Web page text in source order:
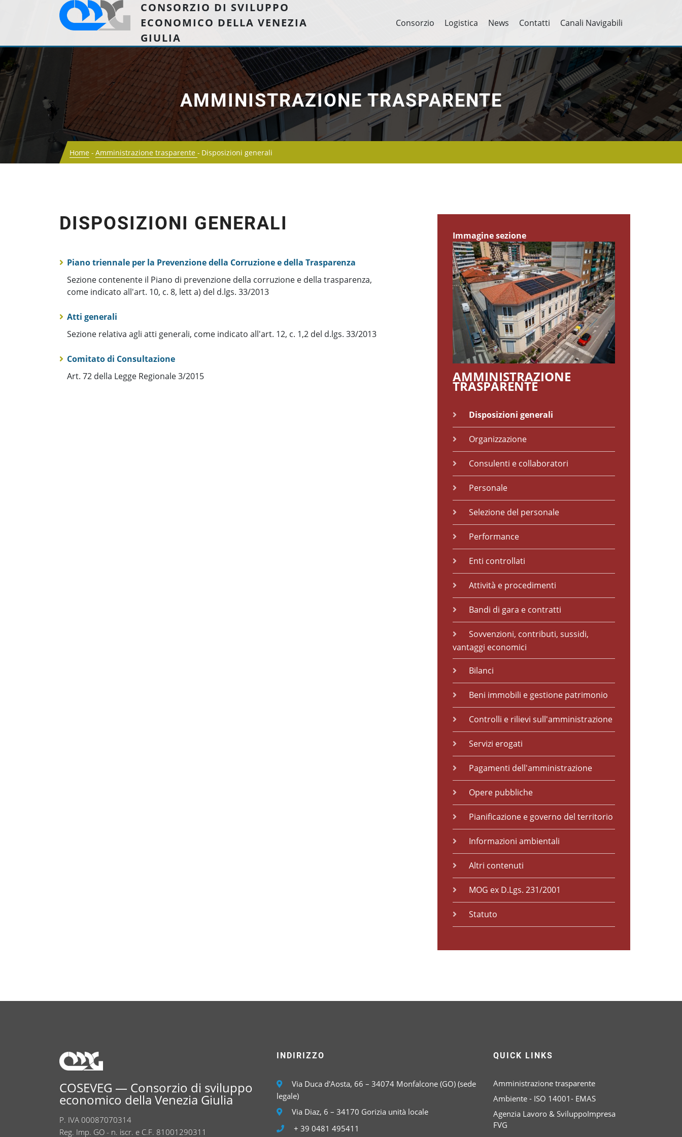
CONSORZIO DI SVILUPPO
ECONOMICO DELLA VENEZIA
GIULIA
Consorzio Logistica News Contatti Canali Navigabili
AMMINISTRAZIONE TRASPARENTE
Home Amministrazione trasparente Disposizioni generali
DISPOSIZIONI GENERALI
Piano triennale per la Prevenzione della Corruzione e della Trasparenza
Sezione contenente il Piano di prevenzione della corruzione e della trasparenza,
come indicato all'art. 10, c. 8, lett a) del d.lgs. 33/2013
Atti generali
Sezione relativa agli atti generali, come indicato all'art. 12, c. 1,2 del d.lgs. 33/2013
Comitato di Consultazione
Art. 72 della Legge Regionale 3/2015
Immagine sezione
AMMINISTRAZIONE
TRASPARENTE
Disposizioni generali
Organizzazione
Consulenti e collaboratori
Personale
Selezione del personale
Performance
Enti controllati
Attività e procedimenti
Bandi di gara e contratti
Sovvenzioni, contributi, sussidi,
vantaggi economici
Bilanci
Beni immobili e gestione patrimonio
Controlli e rilievi sull'amministrazione
Servizi erogati
Pagamenti dell'amministrazione
Opere pubbliche
Pianificazione e governo del territorio
Informazioni ambientali
Altri contenuti
MOG ex D.Lgs. 231/2001
Statuto
COSEVEG — Consorzio di sviluppo
economico della Venezia Giulia
P. IVA 00087070314
Reg. Imp. GO - n. iscr. e C.F. 81001290311
INDIRIZZO
Via Duca d'Aosta, 66 – 34074 Monfalcone (GO) (sede
legale)
Via Diaz, 6 – 34170 Gorizia unità locale
+ 39 0481 495411
QUICK LINKS
Amministrazione trasparente
Ambiente - ISO 14001- EMAS
Agenzia Lavoro & SviluppoImpresa
FVG